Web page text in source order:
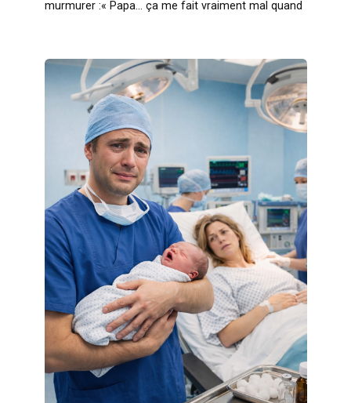
murmurer :« Papa… ça me fait vraiment mal quand